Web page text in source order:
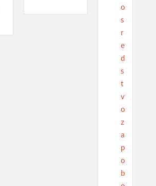
o
s
r
e
d
s
t
v
o
z
a
p
o
b